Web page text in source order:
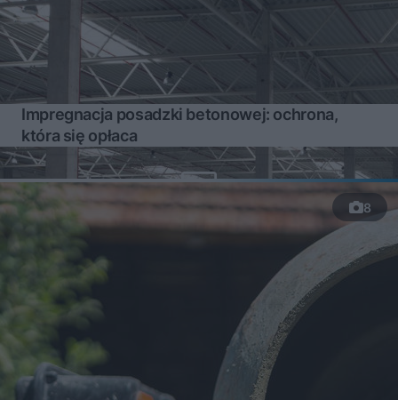
Impregnacja posadzki betonowej: ochrona,
która się opłaca
8